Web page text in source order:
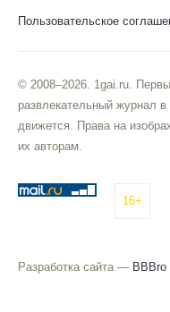
Пользовательское
© 2008–2026. 1gai.ru.
развлекательный журнал
движется. Права на
их авторам.
16+
Разработка сайта —